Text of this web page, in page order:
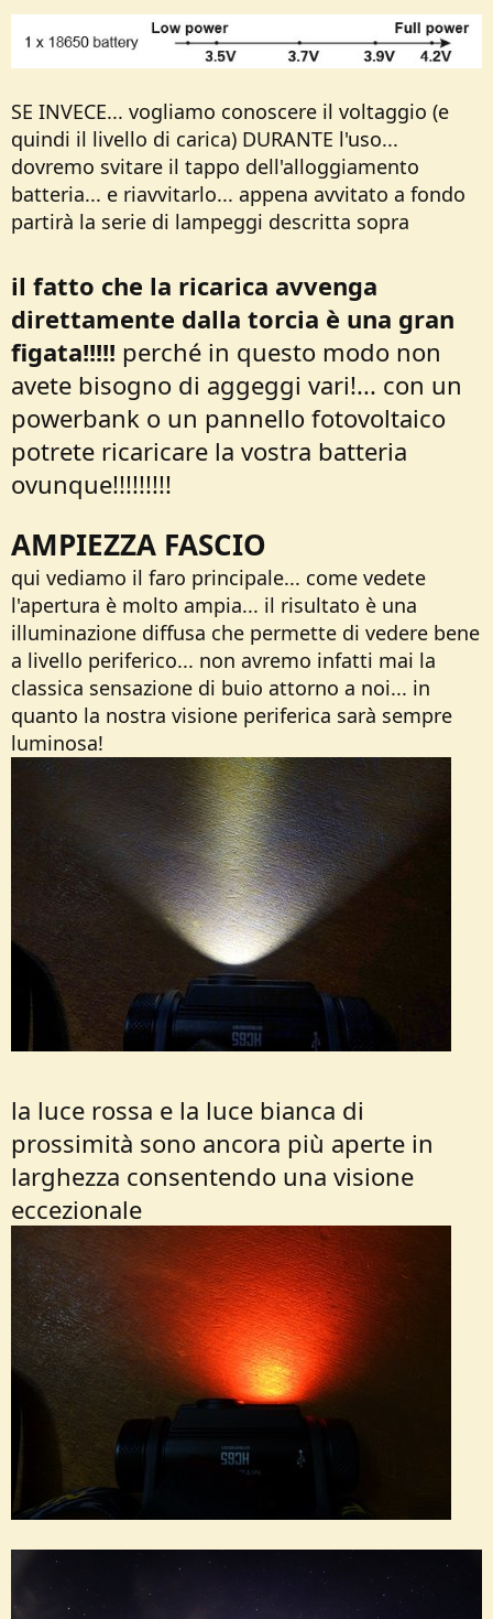
SE INVECE... vogliamo conoscere il voltaggio (e
quindi il livello di carica) DURANTE l'uso...
dovremo svitare il tappo dell'alloggiamento
batteria... e riavvitarlo... appena avvitato a fondo
partirà la serie di lampeggi descritta sopra
il fatto che la ricarica avvenga
direttamente dalla torcia è una gran
figata!!!!! perché in questo modo non
avete bisogno di aggeggi vari!... con un
powerbank o un pannello fotovoltaico
potrete ricaricare la vostra batteria
ovunque!!!!!!!!!
AMPIEZZA FASCIO
qui vediamo il faro principale... come vedete
l'apertura è molto ampia... il risultato è una
illuminazione diffusa che permette di vedere bene
a livello periferico... non avremo infatti mai la
classica sensazione di buio attorno a noi... in
quanto la nostra visione periferica sarà sempre
luminosa!
la luce rossa e la luce bianca di
prossimità sono ancora più aperte in
larghezza consentendo una visione
eccezionale